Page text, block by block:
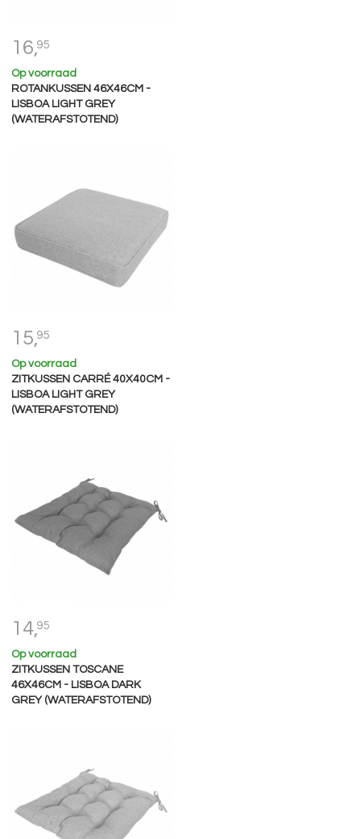
16,95
Op voorraad
ROTANKUSSEN 46X46CM -
LISBOA LIGHT GREY
(WATERAFSTOTEND)
15,95
Op voorraad
ZITKUSSEN CARRÉ 40X40CM -
LISBOA LIGHT GREY
(WATERAFSTOTEND)
14,95
Op voorraad
ZITKUSSEN TOSCANE
46X46CM - LISBOA DARK
GREY (WATERAFSTOTEND)